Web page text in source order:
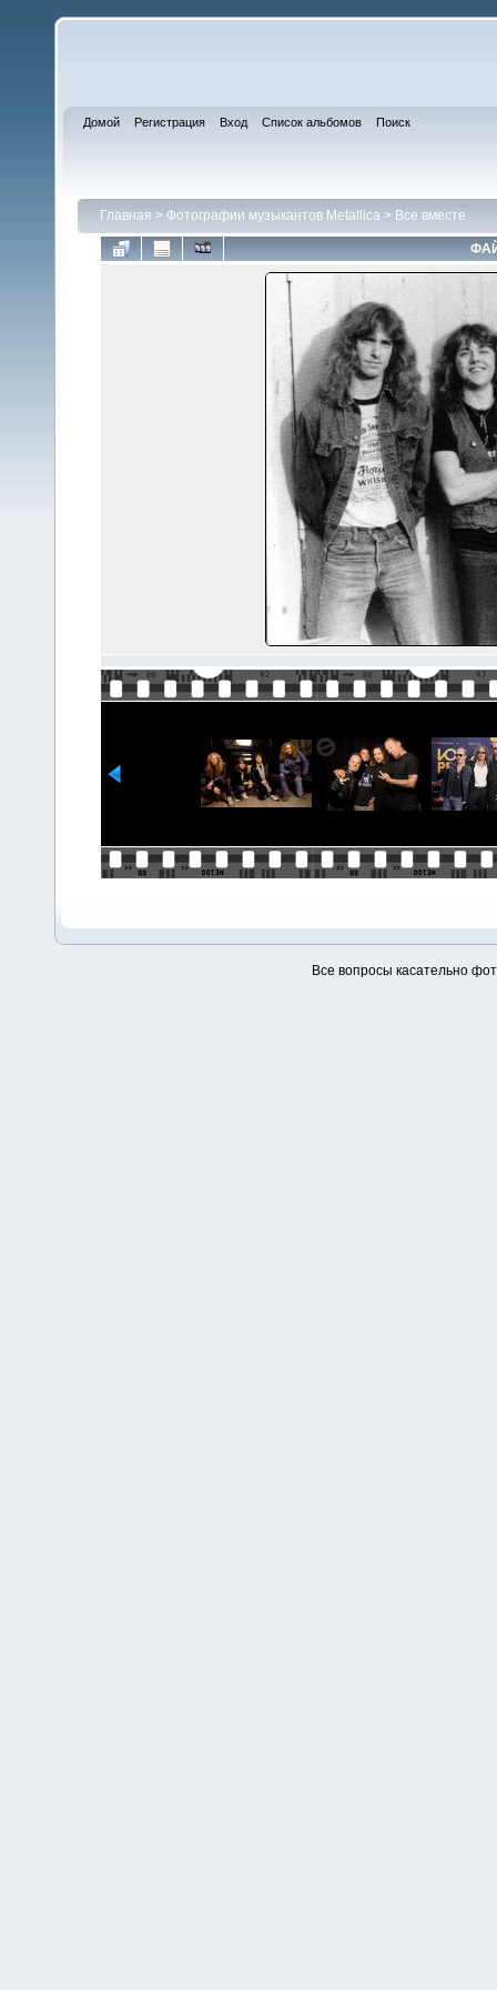
Домой Регистрация Вход Список альбомов Поиск
Главная > Фотографии музыкантов Metallica > Все вместе
Все вопросы касательно